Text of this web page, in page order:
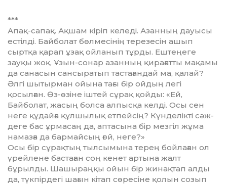
***
Апақ-сапақ. Ақшам кіріп келеді. Азанның дауысы
естілді. Байболат бөлмесінің терезесін ашып
сыртқа қа­рап ұзақ ойланып тұрды. Ештеңеге
зауқы жоқ. Ұзын-сонар азанның қи­рағатты мақамы
да санасын сан­сыратып тастағандай ма, қалай?
Әлгі шытырман ойына тағы бір ойдың легі
қосылған. Өз-өзіне іштей сұрақ қойды: «Ей,
Байболат, жасың болса алпысқа келді. Осы сен
неге құдайға құлшылық етпейсің? Күнделікті сәж­
деге бас ұрмасаң да, аптасына бір ме­згіл жұма
намазға да бармайсың ғой, неге?»
Осы бір сұрақтың тылсымына те­рең бойлаған ол
үрейлене бастаған соң кенет артына жалт
бұрылды. Шашыраңқы ойын бір жинақтап ал­ды
да, түкпірдегі шағын кітап сө­ре­сіне қолын созып